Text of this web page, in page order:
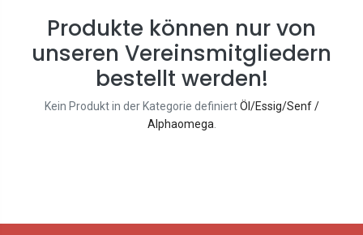
Produkte können nur von
unseren Vereinsmitgliedern
bestellt werden!
Kein Produkt in der Kategorie definiertÖl/Essig/Senf /
Alphaomega